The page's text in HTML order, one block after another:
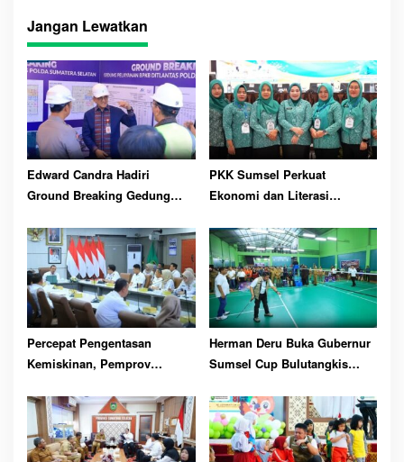
ts
A
pp
t re
Jangan Lewatkan
Edward Candra Hadiri
Ground Breaking Gedung
PKK Sumsel Perkuat
Ekonomi dan Literasi
Percepat Pengentasan
Kemiskinan, Pemprov
Multihelix
Herman Deru Buka Gubernur
Sumsel Cup Bulutangkis